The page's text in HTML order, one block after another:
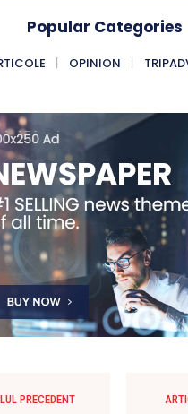
Popular Categories
OPINION
PRECEDENT